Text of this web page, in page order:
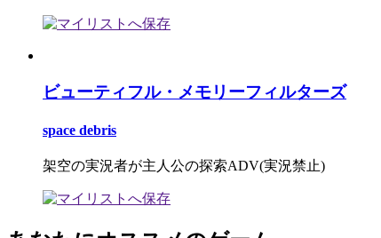
ビューティフル・メモリーフィルターズ
space debris
架空の実況者が主人公の探索ADV(実況禁止)